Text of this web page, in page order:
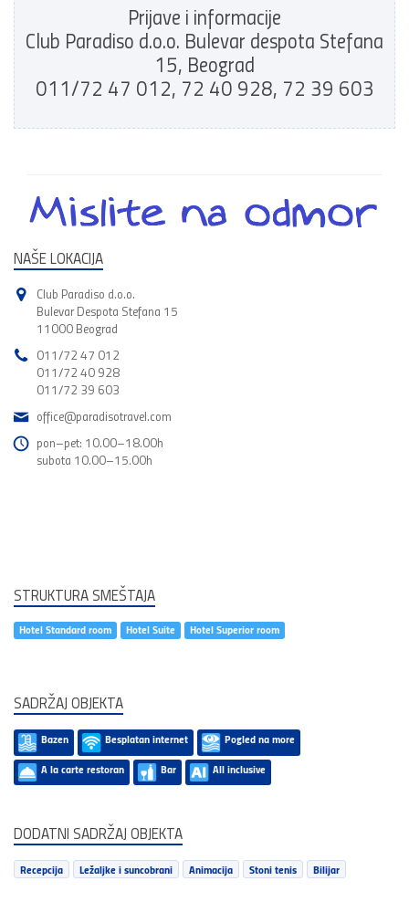
Prijave i informacije
Club Paradiso d.o.o. Bulevar despota Stefana
15, Beograd
011/72 47 012, 72 40 928, 72 39 603
NAŠE LOKACIJA
Club Paradiso d.o.o.
Bulevar Despota Stefana 15
11000 Beograd
011/72 47 012
011/72 40 928
011/72 39 603
office@paradisotravel.com
pon–pet: 10.00–18.00h
subota 10.00–15.00h
STRUKTURA SMEŠTAJA
Hotel Standard room Hotel Suite Hotel Superior room
SADRŽAJ OBJEKTA
Bazen Besplatan internet
Pogled na more
A la carte restoran
Bar All inclusive
DODATNI SADRŽAJ OBJEKTA
Recepcija Ležaljke i suncobrani Animacija Stoni tenis Bilijar